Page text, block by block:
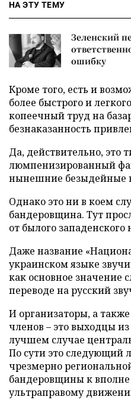
НА ЭТУ ТЕМУ
Зеленский
ошибку
Кроме того, есть и
более быстрого и
копеечный труд на
безнаказанность
Да, действительно, это
люмпенизированный
нынешние безыдейные
Однако это ни в коем
бандеровщина. Тут
от былого
Даже название
украинском языке
как основное значение
переводе на русский
И организаторы, а
членов – это выходцы
лучшем случае
По сути это следующий
чрезмерно
бандеровщины к
ультраправому